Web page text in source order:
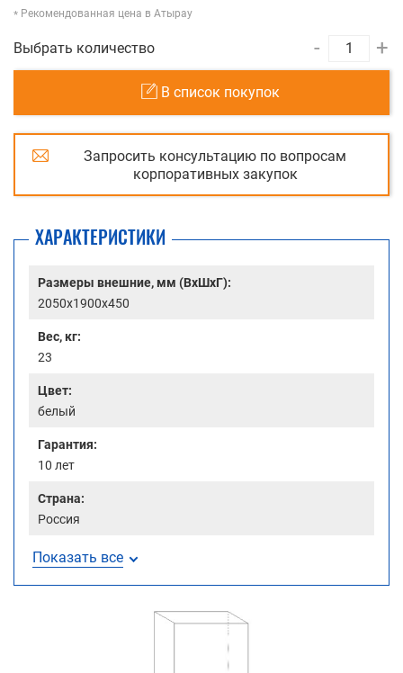
Рекомендованная цена в Атырау
Выбрать количество - +
В список покупок
Запросить консультацию по вопросам
корпоративных закупок
ХАРАКТЕРИСТИКИ
Размеры внешние, мм (ВхШхГ):
2050x1900x450
Вес, кг:
23
Цвет:
белый
Гарантия:
10 лет
Страна:
Россия
Показать все